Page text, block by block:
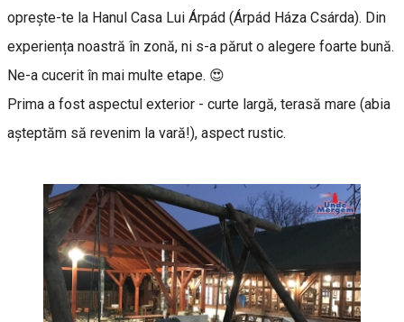
oprește-te la Hanul Casa Lui Árpád (Árpád Háza Csárda). Din
experiența noastră în zonă, ni s-a părut o alegere foarte bună.
Ne-a cucerit în mai multe etape. 😍
Prima a fost aspectul exterior - curte largă, terasă mare (abia
aşteptăm să revenim la vară!), aspect rustic.